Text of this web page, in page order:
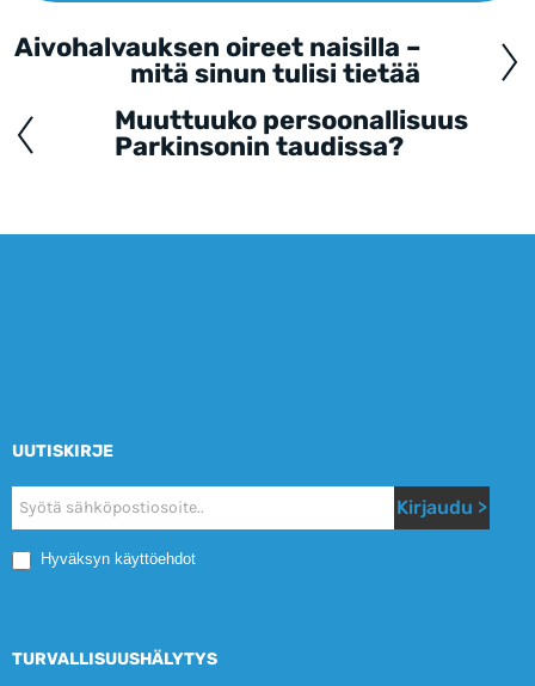
Posts
navigation
Aivohalvauksen oireet naisilla –
mitä sinun tulisi tietää
Muuttuuko persoonallisuus
Parkinsonin taudissa?
UUTISKIRJE
Nyhetsbrev
Mobile
Kirjaudu >
Hyväksyn käyttöehdot
TURVALLISUUSHÄLYTYS